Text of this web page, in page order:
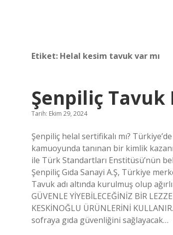
Etiket: Helal kesim tavuk var mı
Şenpiliç Tavuk
Tarih: Ekim 29, 2024
Şenpiliç helal sertifikalı mı?
kamuoyunda tanınan bir kimlik
ile Türk Standartları Enstitüsü’nün
Şenpiliç Gıda Sanayi A.Ş, Türkiye
Tavuk adı altında kurulmuş olup
GÜVENLE YİYEBİLECEĞİNİZ BİR
KESKİNOĞLU ÜRÜNLERİNİ
sofraya gıda güvenliğini sağlayacak…